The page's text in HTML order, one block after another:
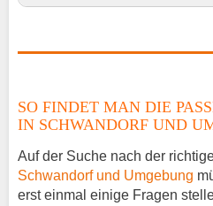
Gitarrenunterricht Stulln
Musiklehrer
SO FINDET MAN DIE
IN SCHWANDORF UND
Auf der Suche nach der
Schwandorf und Umgebung
erst einmal einige Fragen